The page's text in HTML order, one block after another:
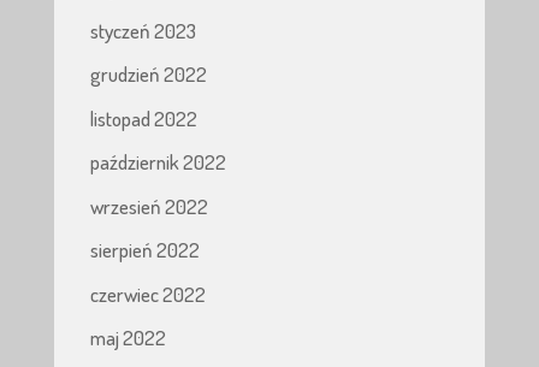
styczeń 2023
grudzień 2022
listopad 2022
październik 2022
wrzesień 2022
sierpień 2022
czerwiec 2022
maj 2022